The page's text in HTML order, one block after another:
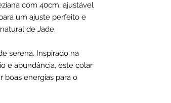
com 40cm, ajustável
um ajuste perfeito e
de Jade.
serena. Inspirado na
e abundância, este colar
boas energias para o